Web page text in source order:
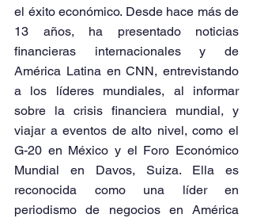
el éxito económico. Desde hace más de
13 años, ha presentado noticias
financieras internacionales y de
América Latina en CNN, entrevistando
a los líderes mundiales, al informar
sobre la crisis financiera mundial, y
viajar a eventos de alto nivel, como el
G-20 en México y el Foro Económico
Mundial en Davos, Suiza. Ella es
reconocida como una líder en
periodismo de negocios en América